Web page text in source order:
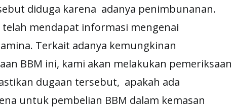
diduga karena adanya penimbunanan.
mendapat informasi mengenai
Terkait adanya kemungkinan
BBM ini, kami akan melakukan pemeriksaan
dugaan tersebut, apakah ada
untuk pembelian BBM dalam kemasan